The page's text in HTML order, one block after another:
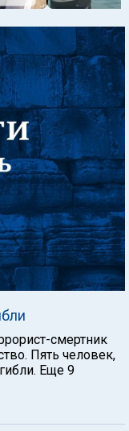
смертник
Пять человек,
Еще 9